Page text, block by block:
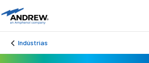
Indústrias